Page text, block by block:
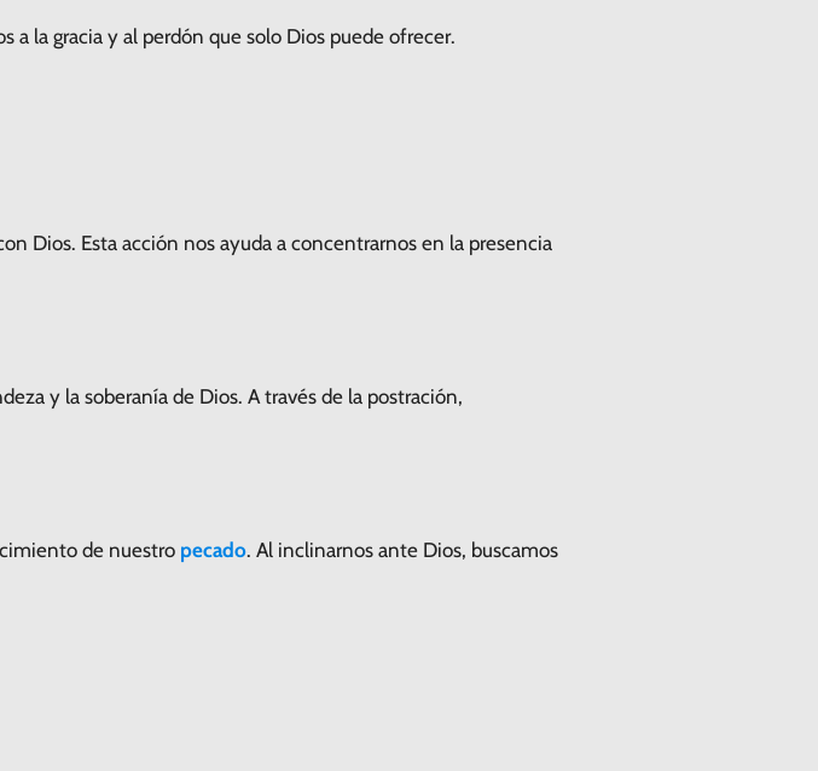
a la gracia y al perdón que solo Dios puede ofrecer.
Dios. Esta acción nos ayuda a concentrarnos en la presencia
y la soberanía de Dios. A través de la postración,
de nuestro pecado. Al inclinarnos ante Dios, buscamos